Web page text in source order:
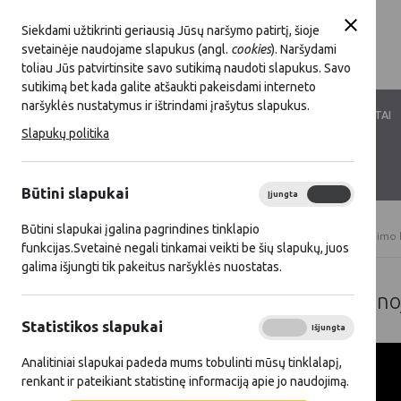
Siekdami užtikrinti geriausią Jūsų naršymo patirtį, šioje
svetainėje naudojame slapukus (angl. cookies). Naršydami
toliau Jūs patvirtinsite savo sutikimą naudoti slapukus. Savo
sutikimą bet kada galite atšaukti pakeisdami interneto
naršyklės nustatymus ir ištrindami įrašytus slapukus.
Slapukų politika
Būtini slapukai Įjungta
Būtini slapukai įgalina pagrindines tinklapio
funkcijas.Svetainė negali tinkamai veikti be šių slapukų, juos
galima išjungti tik pakeitus naršyklės nuostatas.
Statistikos slapukai Išjungta
Analitiniai slapukai padeda mums tobulinti mūsų tinklalapį,
renkant ir pateikiant statistinę informaciją apie jo naudojimą.
LKT VEIKLA LKT NARYSTĖ DOKUMENTAI
Titulinis Gerieji KPP ir SP projektai Ateities
Ateities kaimo kūrėjų